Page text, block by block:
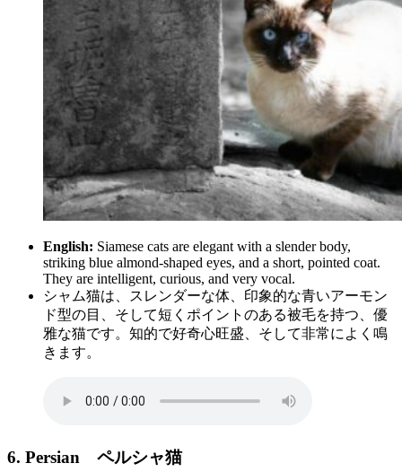
English: Siamese cats are elegant with a slender body,
striking blue almond-shaped eyes, and a short, pointed coat.
They are intelligent, curious, and very vocal.
シャム猫は、スレンダーな体、印象的な青いアーモン
ド型の目、そして短くポイントのある被毛を持つ、優
雅な猫です。知的で好奇心旺盛、そして非常によく鳴
きます。
6. Persian ペルシャ猫